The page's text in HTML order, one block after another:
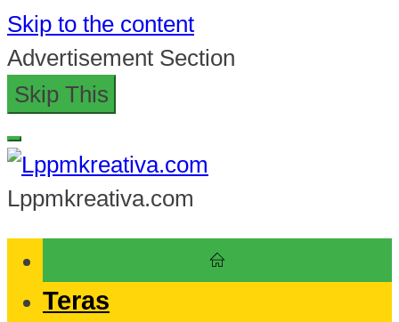
Skip to the content
Advertisement Section
Skip This
Lppmkreativa.com
Teras